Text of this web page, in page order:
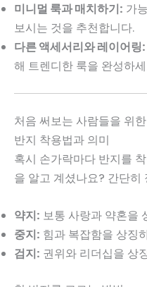
미니멀 룩과 매치하기: 가
보시는 것을 추천합니다.
다른 액세서리와 레이어링:
해 트렌디한 룩을 완성하
처음 써보는 사람들을 위
반지 착용법과 의미
혹시 손가락마다 반지를
을 알고 계셨나요? 간단히
약지: 보통 사랑과 약혼을
중지: 힘과 복잡함을 상징
검지: 권위와 리더십을 상